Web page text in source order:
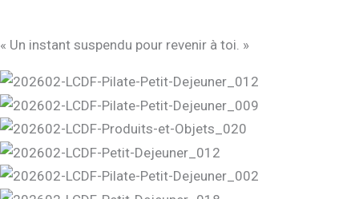
« Un instant suspendu pour revenir à toi. »